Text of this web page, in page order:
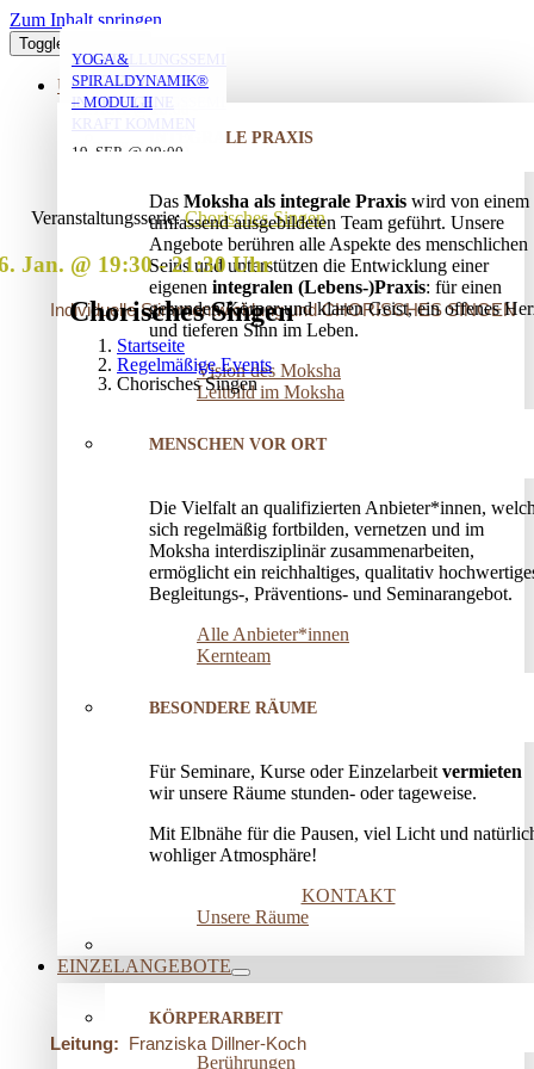
Zum Inhalt springen
Toggle Navigation
ÜBER UNS
INTEGRALE PRAXIS
Das Moksha als integrale Praxis wird von einem
umfassend ausgebildeten Team geführt. Unsere
Angebote berühren alle Aspekte des menschlichen
Seins und unterstützen die Entwicklung einer
eigenen integralen (Lebens-)Praxis: für einen
gesunden Körper und klaren Geist, ein offenes
und tieferen Sinn im Leben.
Vision des Moksha
Leitbild im Moksha
MENSCHEN VOR ORT
Die Vielfalt an qualifizierten Anbieter*innen,
sich regelmäßig fortbilden, vernetzen und im
Moksha interdisziplinär zusammenarbeiten,
ermöglicht ein reichhaltiges, qualitativ
Begleitungs-, Präventions­- und Seminarangebot.
Alle Anbieter*innen
Kernteam
BESONDERE RÄUME
Für Seminare, Kurse oder Einzelarbeit vermieten
wir unsere Räume stunden- oder tageweise.
Mit Elbnähe für die Pausen, viel Licht und
wohliger Atmosphäre!
KONTAKT
Unsere Räume
EINZELANGEBOTE
KÖRPERARBEIT
Berührungen
Chorisches Singen
Startseite
Regelmäßige Events
Chorisches Singen
Veranstaltungsserie:Chorisches Singen
Jan. @ 19:30-21:30
Individuelle Stimmentwicklung und CHORISCHES SINGEN
Leitung: Franziska Dillner-Koch
YOGA MIT DANIEL
10. AUG. @ 18:00
19:30
YOGA MIT DANIEL
10. AUG. @ 20:00
21:30
YOGA MIT DANIEL
11. AUG. @ 18:00
19:30
VERSTRICKUNGEN
LÖSEN – OFFENES
AUFSTELLUNGSSEMINAR
25. AUG. @ 17:00
AUFSTELLUNGSSEMINAR
– MIT DEM VATER
IN DIE EIGENE
KRAFT KOMMEN
17:30
YOGA &
SPIRALDYNAMIK®
– MODUL II
19. SEP. @ 09:00
20. SEP. @ 16:00